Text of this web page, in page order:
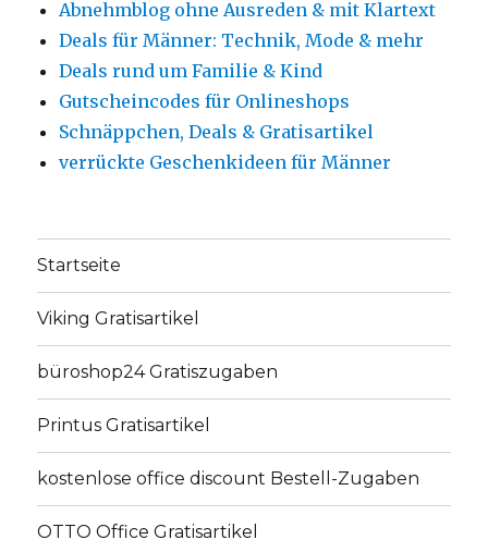
Abnehmblog ohne Ausreden & mit Klartext
Deals für Männer: Technik, Mode & mehr
Deals rund um Familie & Kind
Gutscheincodes für Onlineshops
Schnäppchen, Deals & Gratisartikel
verrückte Geschenkideen für Männer
Startseite
Viking Gratisartikel
büroshop24 Gratiszugaben
Printus Gratisartikel
kostenlose office discount Bestell-Zugaben
OTTO Office Gratisartikel